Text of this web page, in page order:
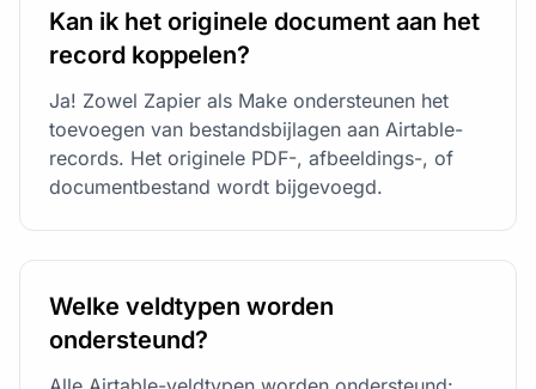
Kan ik het originele document aan het
record koppelen?
Ja! Zowel Zapier als Make ondersteunen het
toevoegen van bestandsbijlagen aan Airtable-
records. Het originele PDF-, afbeeldings-, of
documentbestand wordt bijgevoegd.
Welke veldtypen worden
ondersteund?